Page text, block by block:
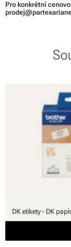
Pro konkrétní
DK etikety - DK